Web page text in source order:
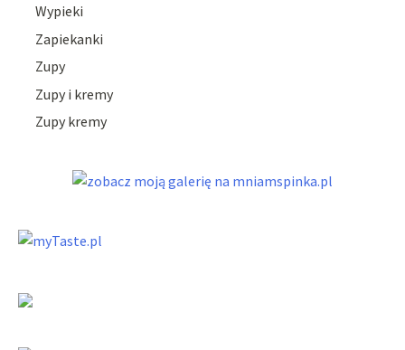
Wypieki
Zapiekanki
Zupy
Zupy i kremy
Zupy kremy